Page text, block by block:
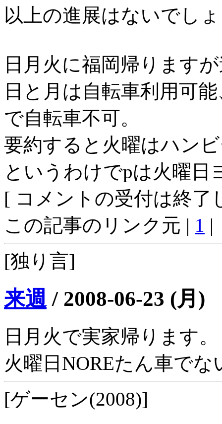
以上の進展はないでし
日月火に福岡帰ります
日と月は自転車利用可
で自転車不可。
要約すると火曜はハン
というわけでpは火曜
[ コメントの受付は終了
この記事のリンク元 | 1 |
[独り言]
来週 / 2008-06-23 (月)
日月火で実家帰ります。
火曜日NOREたん車でな
[ゲーセン(2008)]